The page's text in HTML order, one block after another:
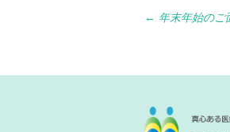
Post
← 年末年始のご